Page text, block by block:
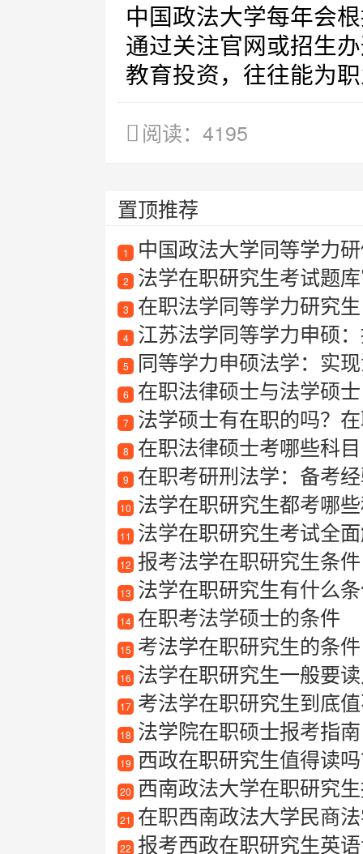
中国政法大学每年会
通过关注官网或招生
教育投资，往往能为
阅读：4195
置顶推荐
1 中国政法大学同等学力
2 法学在职研究生考试题
3 在职法学同等学力研究生
4 江苏法学同等学力申硕
5 同等学力申硕法学：实
6 在职法律硕士与法学硕士
7 法学硕士有在职的吗？
8 在职法律硕士考哪些科目
9 在职考研刑法学：备考
10 法学在职研究生都考哪
11 法学在职研究生考试全面
12 报考法学在职研究生条件
13 法学在职研究生有什么
14 在职考法学硕士的条件
15 考法学在职研究生的条件
16 法学在职研究生一般要
17 考法学在职研究生到底
18 法学院在职硕士报考指
19 西政在职研究生值得读吗？在
20 西南政法大学在职研究生报
21 在职西南政法大学民商
22 报考西政在职研究生英语专